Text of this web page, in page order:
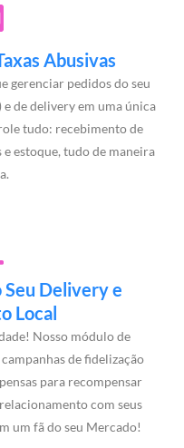
Abusivas
gerenciar pedidos do seu
e de delivery em uma única
tudo: recebimento de
estoque, tudo de maneira
Seu Delivery e
Local
Nosso módulo de
de fidelização
para recompensar
com seus
um fã do seu Mercado!